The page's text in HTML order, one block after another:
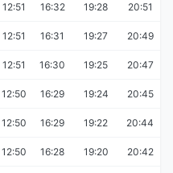
12:51 16:32 19:28 20:51
12:51 16:31 19:27 20:49
12:51 16:30 19:25 20:47
12:50 16:29 19:24 20:45
12:50 16:29 19:22 20:44
12:50 16:28 19:20 20:42